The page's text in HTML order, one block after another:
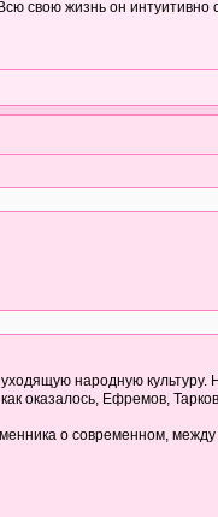
жизнь он интуитивно
народную культуру.
оказалось, Ефремов,
о современном,